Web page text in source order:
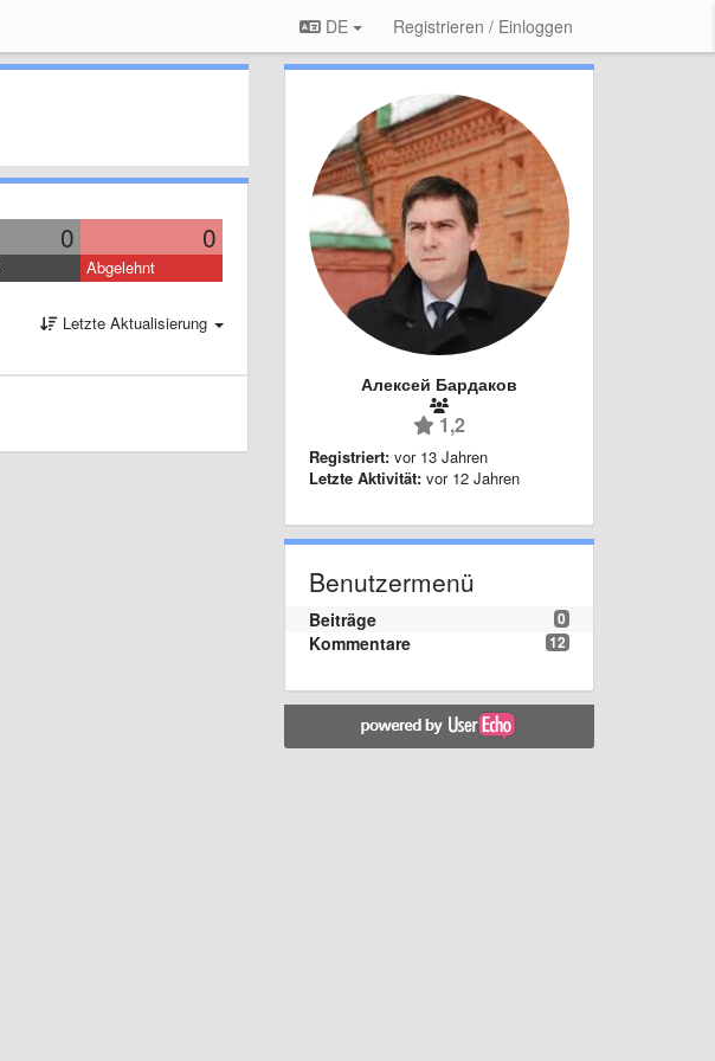
DE Registrieren / Einloggen
0 0
Abgelehnt
Letzte Aktualisierung
Алексей Бардаков
1,2
Registriert: vor 13 Jahren
Letzte Aktivität: vor 12 Jahren
Benutzermenü
0
Beiträge
12
Kommentare